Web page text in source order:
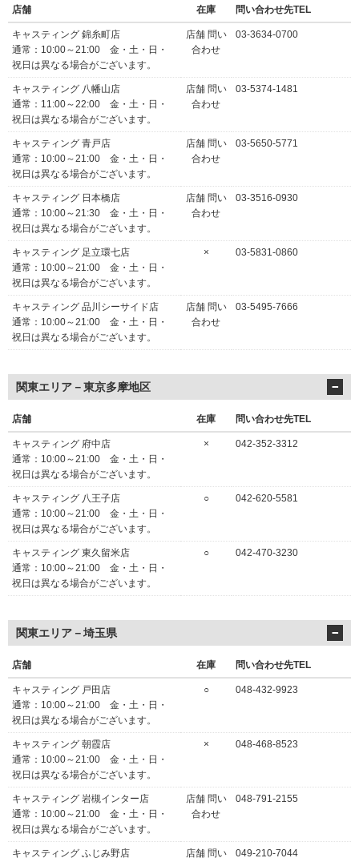
店舗 在庫 問い合わせ先TEL
キャスティング 錦糸町店
通常：10:00～21:00 金・土・日・
祝日は異なる場合がございます。
店舗 問い
合わせ
03-3634-0700
キャスティング 八幡山店
通常：11:00～22:00 金・土・日・
祝日は異なる場合がございます。
店舗 問い
合わせ
03-5374-1481
キャスティング 青戸店
通常：10:00～21:00 金・土・日・
祝日は異なる場合がございます。
店舗 問い
合わせ
03-5650-5771
キャスティング 日本橋店
通常：10:00～21:30 金・土・日・
祝日は異なる場合がございます。
店舗 問い
合わせ
03-3516-0930
キャスティング 足立環七店
通常：10:00～21:00 金・土・日・
祝日は異なる場合がございます。
× 03-5831-0860
キャスティング 品川シーサイド店
通常：10:00～21:00 金・土・日・
祝日は異なる場合がございます。
店舗 問い
合わせ
03-5495-7666
関東エリア－東京多摩地区
店舗 在庫 問い合わせ先TEL
キャスティング 府中店
通常：10:00～21:00 金・土・日・
祝日は異なる場合がございます。
× 042-352-3312
キャスティング 八王子店
通常：10:00～21:00 金・土・日・
祝日は異なる場合がございます。
○ 042-620-5581
キャスティング 東久留米店
通常：10:00～21:00 金・土・日・
祝日は異なる場合がございます。
○ 042-470-3230
関東エリア－埼玉県
店舗 在庫 問い合わせ先TEL
キャスティング 戸田店
通常：10:00～21:00 金・土・日・
祝日は異なる場合がございます。
○ 048-432-9923
キャスティング 朝霞店
通常：10:00～21:00 金・土・日・
祝日は異なる場合がございます。
× 048-468-8523
キャスティング 岩槻インター店
通常：10:00～21:00 金・土・日・
祝日は異なる場合がございます。
店舗 問い
合わせ
048-791-2155
キャスティング ふじみ野店 店舗 問い 049-210-7044